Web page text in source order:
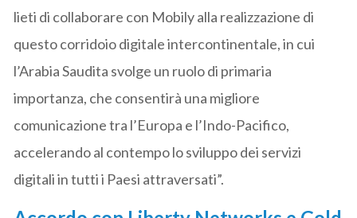
lieti di collaborare con Mobily alla realizzazione di
questo corridoio digitale intercontinentale, in cui
l’Arabia Saudita svolge un ruolo di primaria
importanza, che consentirà una migliore
comunicazione tra l’Europa e l’Indo-Pacifico,
accelerando al contempo lo sviluppo dei servizi
digitali in tutti i Paesi attraversati”.